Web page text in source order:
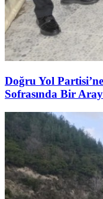
Doğru Yol
Sofrasında Bir